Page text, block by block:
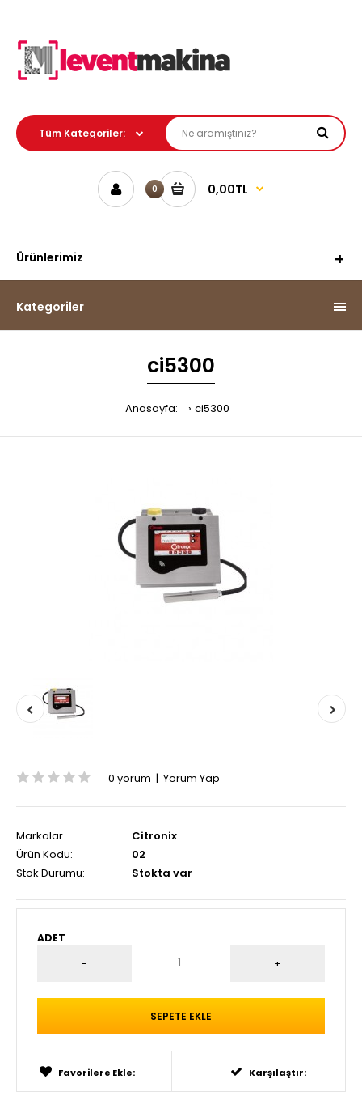
0 0,00TL
Ürünlerimiz
Kategoriler
ci5300
Anasayfa: ci5300
0 yorum | Yorum Yap
Markalar
Citronix
Ürün Kodu:
02
Stok Durumu:
Stokta var
ADET
Favorilere Ekle: Karşılaştır: